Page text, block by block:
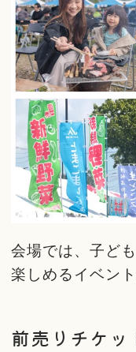
会場では、子ど
楽しめるイベン
前売りチケ